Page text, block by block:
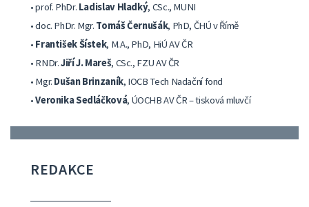
• prof. PhDr. Ladislav Hladký, CSc., MUNI
• doc. PhDr. Mgr. Tomáš Černušák, PhD, ČHÚ v Římě
• František Šístek, M.A., PhD, HiÚ AV ČR
• RNDr.Jiří J. Mareš, CSc., FZU AV ČR
• Mgr. Dušan Brinzaník, IOCB Tech Nadační fond
•Veronika Sedláčková, ÚOCHB AV ČR – tisková mluvčí
REDAKCE